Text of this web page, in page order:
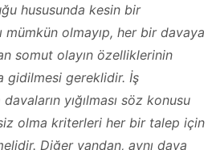
hususunda kesin bir
mümkün olmayıp, her bir davaya
somut olayın özelliklerinin
gidilmesi gereklidir. İş
davaların yığılması söz konusu
olma kriterleri her bir talep için
Diğer yandan, aynı dava